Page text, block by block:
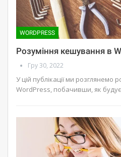
WORDPRESS
Розуміння кешування в
Гру 30, 2022
У цій публікації ми розглянемо
WordPress, побачивши, як